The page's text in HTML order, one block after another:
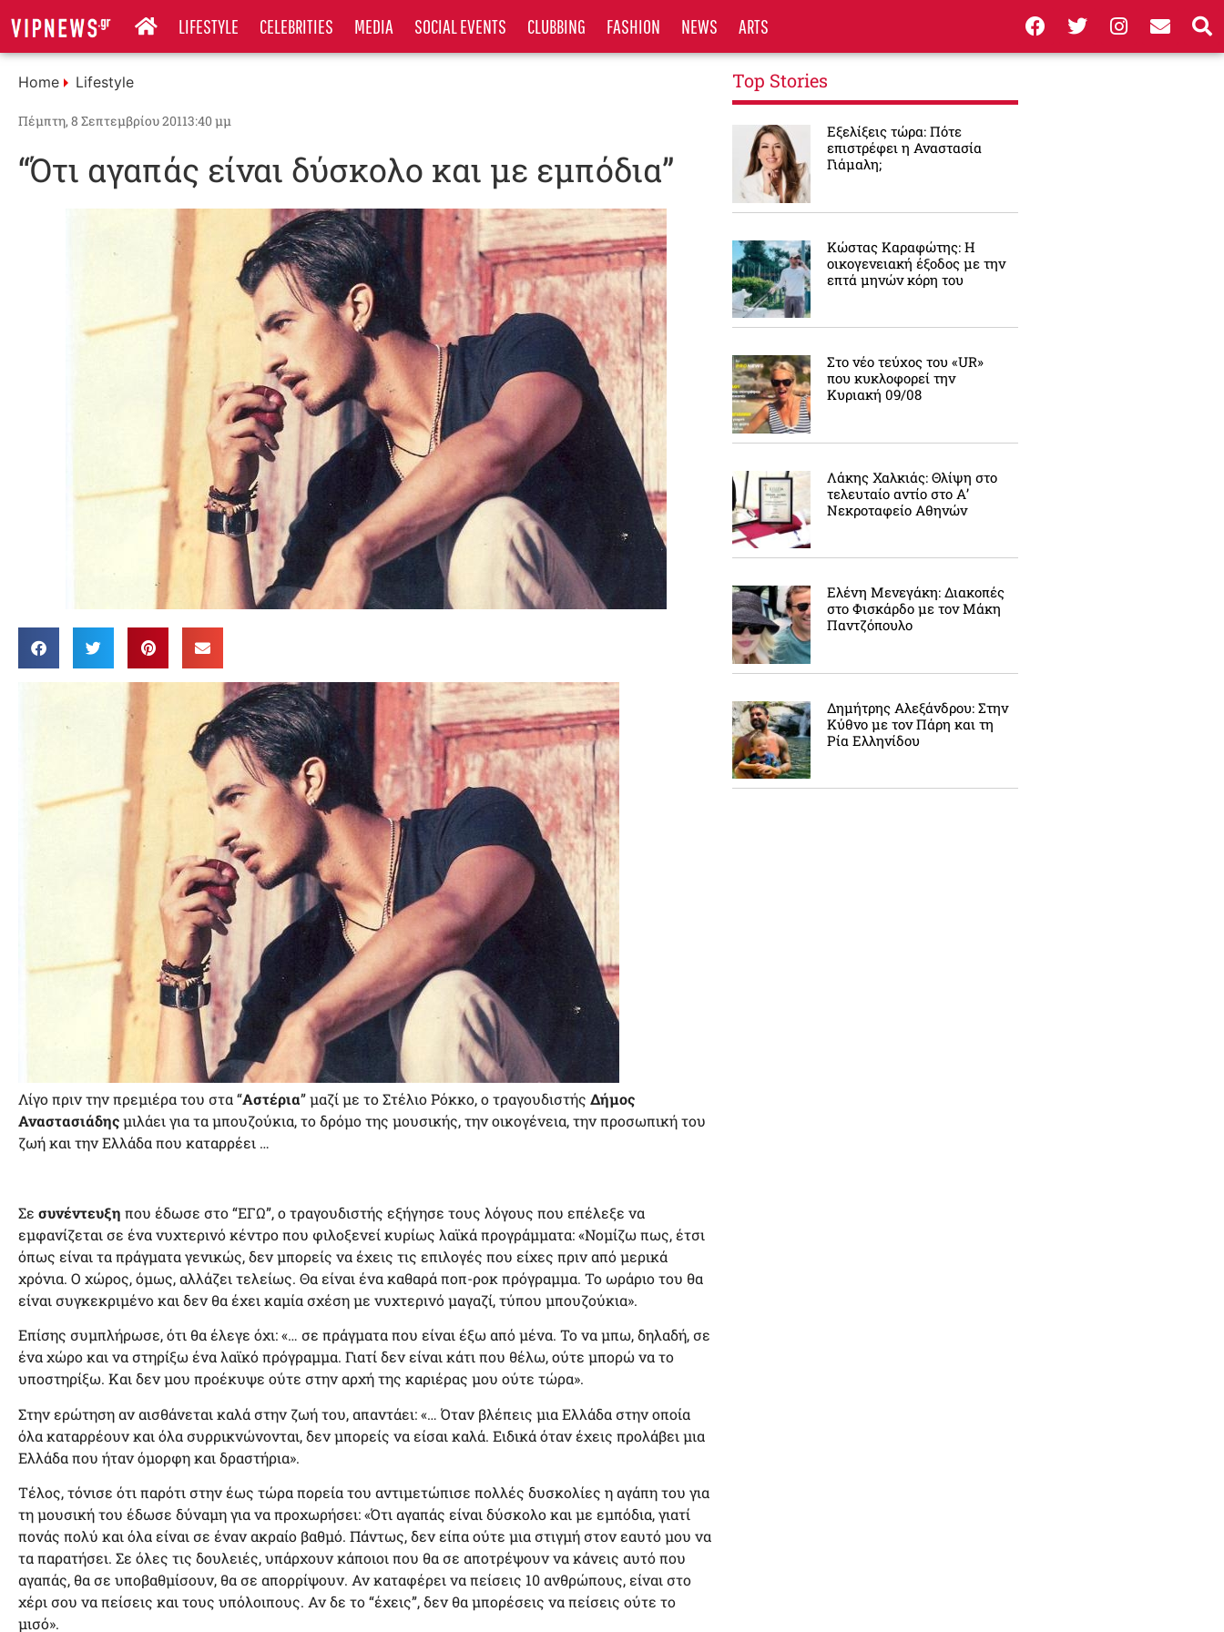
LIFESTYLE CELEBRITIES MEDIA SOCIAL EVENTS CLUBBING FASHION NEWS ARTS
Home Lifestyle
Πέμπτη, 8 Σεπτεμβρίου 20113:40 μμ
“Ότι αγαπάς είναι δύσκολο και με εμπόδια”
Λίγο πριν την πρεμιέρα του στα “Αστέρια” μαζί με το Στέλιο Ρόκκο, ο τραγουδιστής Δήμος
Αναστασιάδηςμιλάει για τα μπουζούκια, το δρόμο της μουσικής, την οικογένεια, την προσωπική του
ζωή και την Ελλάδα που καταρρέει …
Σε συνέντευξη που έδωσε στο “ΕΓΩ”, ο τραγουδιστής εξήγησε τους λόγους που επέλεξε να
εμφανίζεται σε ένα νυχτερινό κέντρο που φιλοξενεί κυρίως λαϊκά προγράμματα: «Νομίζω πως, έτσι
όπως είναι τα πράγματα γενικώς, δεν μπορείς να έχεις τις επιλογές που είχες πριν από μερικά
χρόνια. Ο χώρος, όμως, αλλάζει τελείως. Θα είναι ένα καθαρά ποπ-ροκ πρόγραμμα. Το ωράριο του θα
είναι συγκεκριμένο και δεν θα έχει καμία σχέση με νυχτερινό μαγαζί, τύπου μπουζούκια».
Επίσης συμπλήρωσε, ότι θα έλεγε όχι: «… σε πράγματα που είναι έξω από μένα. Το να μπω, δηλαδή, σε
ένα χώρο και να στηρίξω ένα λαϊκό πρόγραμμα. Γιατί δεν είναι κάτι που θέλω, ούτε μπορώ να το
υποστηρίξω. Και δεν μου προέκυψε ούτε στην αρχή της καριέρας μου ούτε τώρα».
Στην ερώτηση αν αισθάνεται καλά στην ζωή του, απαντάει: «… Όταν βλέπεις μια Ελλάδα στην οποία
όλα καταρρέουν και όλα συρρικνώνονται, δεν μπορείς να είσαι καλά. Ειδικά όταν έχεις προλάβει μια
Ελλάδα που ήταν όμορφη και δραστήρια».
Τέλος, τόνισε ότι παρότι στην έως τώρα πορεία του αντιμετώπισε πολλές δυσκολίες η αγάπη του για
τη μουσική του έδωσε δύναμη για να προχωρήσει: «Ότι αγαπάς είναι δύσκολο και με εμπόδια, γιατί
πονάς πολύ και όλα είναι σε έναν ακραίο βαθμό. Πάντως, δεν είπα ούτε μια στιγμή στον εαυτό μου να
τα παρατήσει. Σε όλες τις δουλειές, υπάρχουν κάποιοι που θα σε αποτρέψουν να κάνεις αυτό που
αγαπάς, θα σε υποβαθμίσουν, θα σε απορρίψουν. Αν καταφέρει να πείσεις 10 ανθρώπους, είναι στο
χέρι σου να πείσεις και τους υπόλοιπους. Αν δε το “έχεις”, δεν θα μπορέσεις να πείσεις ούτε το
μισό».
Top Stories
Εξελίξεις τώρα: Πότε
επιστρέφει η Αναστασία
Γιάμαλη;
Κώστας Καραφώτης: Η
οικογενειακή έξοδος με την
επτά μηνών κόρη του
Στο νέο τεύχος του «UR»
που κυκλοφορεί την
Κυριακή 09/08
Λάκης Χαλκιάς: Θλίψη στο
τελευταίο αντίο στο Α’
Νεκροταφείο Αθηνών
Ελένη Μενεγάκη: Διακοπές
στο Φισκάρδο με τον Μάκη
Παντζόπουλο
Δημήτρης Αλεξάνδρου: Στην
Κύθνο με τον Πάρη και τη
Ρία Ελληνίδου